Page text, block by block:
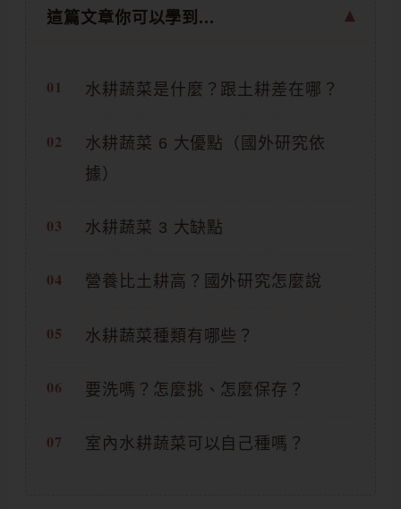
這篇文章你可以學到...
水耕蔬菜是什麼？跟土耕差在哪？
水耕蔬菜 6 大優點（國外研究依
據）
水耕蔬菜 3 大缺點
營養比土耕高？國外研究怎麼說
水耕蔬菜種類有哪些？
要洗嗎？怎麼挑、怎麼保存？
室內水耕蔬菜可以自己種嗎？